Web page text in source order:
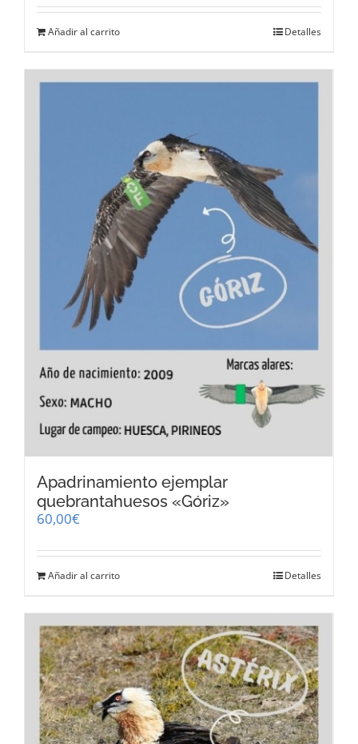
Añadir al carrito Detalles
Apadrinamiento ejemplar
quebrantahuesos «Góriz»
60,00€
Añadir al carrito Detalles